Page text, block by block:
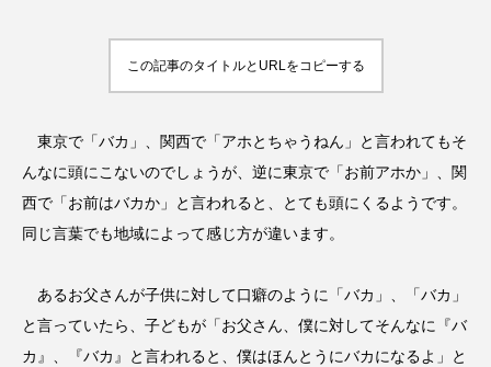
この記事のタイトルとURLをコピーする
東京で「バカ」、関西で「アホとちゃうねん」と言われてもそ
んなに頭にこないのでしょうが、逆に東京で「お前アホか」、関
西で「お前はバカか」と言われると、とても頭にくるようです。
同じ言葉でも地域によって感じ方が違います。
あるお父さんが子供に対して口癖のように「バカ」、「バカ」
と言っていたら、子どもが「お父さん、僕に対してそんなに『バ
カ』、『バカ』と言われると、僕はほんとうにバカになるよ」と